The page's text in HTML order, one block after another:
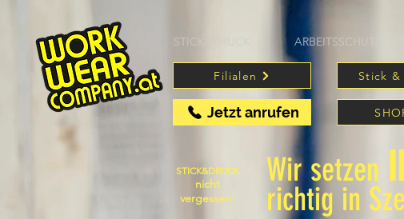
STICK&DRUCK ARBEITSSCHUTZ
Filialen
Jetzt anrufen
Stick &
STICK&DRUCK
nicht
vergessen!
Wir setzen
richtig in